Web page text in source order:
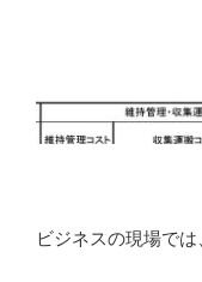
ビジネスの現場では